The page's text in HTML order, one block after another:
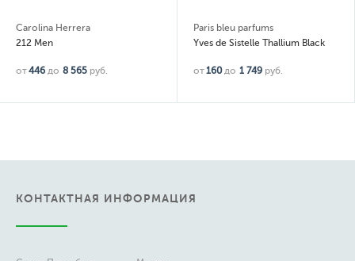
Carolina Herrera
212 Men
от446 до 8 565 руб.
Paris bleu parfums
Yves de Sistelle Thallium Black
от160 до 1 749 руб.
КОНТАКТНАЯ ИНФОРМАЦИЯ